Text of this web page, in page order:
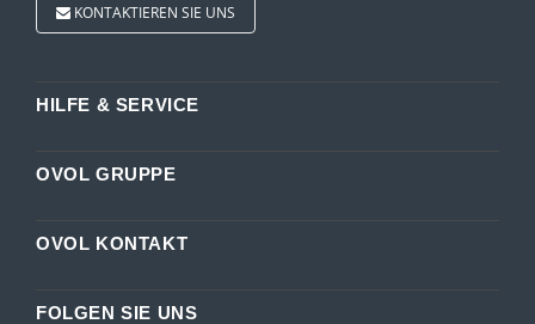
KONTAKTIEREN SIE UNS
HILFE & SERVICE
OVOL GRUPPE
OVOL KONTAKT
FOLGEN SIE UNS